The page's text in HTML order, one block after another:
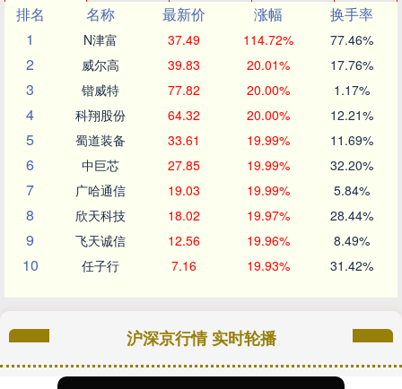
排名
名称 最新价 涨幅
换手率
1
N津富 37.49 114.72% 77.46%
2 威尔高 39.83 20.01% 17.76%
3 锴威特 77.82 20.00% 1.17%
4 科翔股份 64.32 20.00% 12.21%
5 蜀道装备 33.61 19.99% 11.69%
6 中巨芯 27.85 19.99% 32.20%
7 广哈通信 19.03 19.99% 5.84%
8 欣天科技 18.02 19.97% 28.44%
9 飞天诚信 12.56 19.96% 8.49%
10 任子行 7.16 19.93% 31.42%
沪深京行情 实时轮播